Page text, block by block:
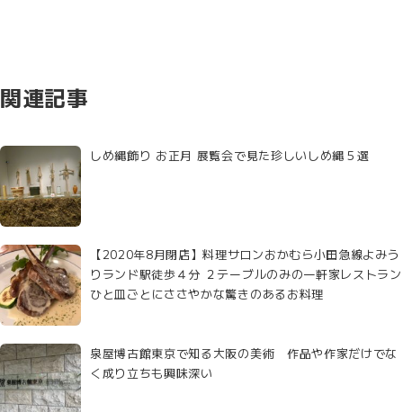
関連記事
しめ縄飾り お正月 展覧会で見た珍しいしめ縄５選
【2020年8月閉店】料理サロンおかむら小田急線よみう
りランド駅徒歩４分 ２テーブルのみの一軒家レストラン
ひと皿ごとにささやかな驚きのあるお料理
泉屋博古館東京で知る大阪の美術 作品や作家だけでな
く成り立ちも興味深い